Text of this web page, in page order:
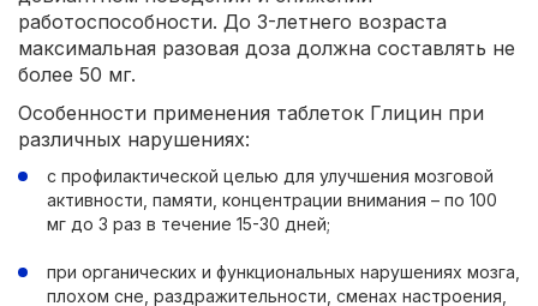
работоспособности. До 3-летнего возраста
максимальная разовая доза должна составлять не
более 50 мг.
Особенности применения таблеток Глицин при
различных нарушениях:
с профилактической целью для улучшения мозговой
активности, памяти, концентрации внимания – по 100
мг до 3 раз в течение 15-30 дней;
при органических и функциональных нарушениях мозга,
плохом сне, раздражительности, сменах настроения,